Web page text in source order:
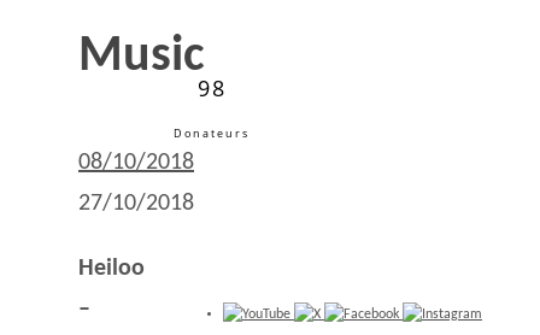
Music
08/10/2018
27/10/2018
Heiloo
–
98
Donateurs